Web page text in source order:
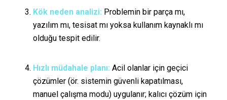
Kök neden analizi: Problemin bir parça mı,
yazılım mı, tesisat mı yoksa kullanım kaynaklı mı
olduğu tespit edilir.
Hızlı müdahale planı: Acil olanlar için geçici
çözümler (ör. sistemin güvenli kapatılması,
manuel çalışma modu) uygulanır; kalıcı çözüm için